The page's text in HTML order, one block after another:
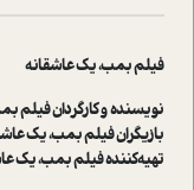
فیلم بمب، یک عاشقانه
نویسنده و کارگردان فیلم
بازیگران فیلم بمب، یک
تهیه‌کننده فیلم بمب، یک